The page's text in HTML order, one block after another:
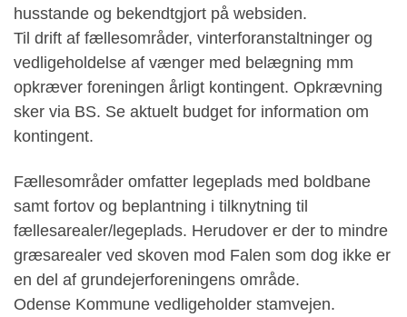
husstande og bekendtgjort på websiden.
Til drift af fællesområder, vinterforanstaltninger og
vedligeholdelse af vænger med belægning mm
opkræver foreningen årligt kontingent. Opkrævning
sker via BS. Se aktuelt budget for information om
kontingent.
Fællesområder omfatter legeplads med boldbane
samt fortov og beplantning i tilknytning til
fællesarealer/legeplads. Herudover er der to mindre
græsarealer ved skoven mod Falen som dog ikke er
en del af grundejerforeningens område.
Odense Kommune vedligeholder stamvejen.